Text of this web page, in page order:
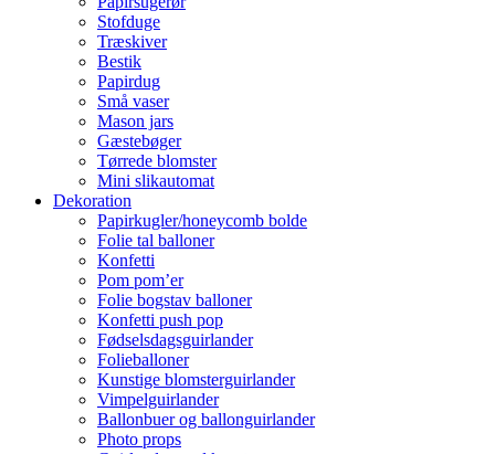
Stofduge
Træskiver
Bestik
Papirdug
Små vaser
Mason jars
Gæstebøger
Tørrede blomster
Mini slikautomat
Dekoration
Papirkugler/honeycomb bolde
Folie tal balloner
Konfetti
Pom pom’er
Folie bogstav balloner
Konfetti push pop
Fødselsdagsguirlander
Folieballoner
Kunstige blomsterguirlander
Vimpelguirlander
Ballonbuer og ballonguirlander
Photo props